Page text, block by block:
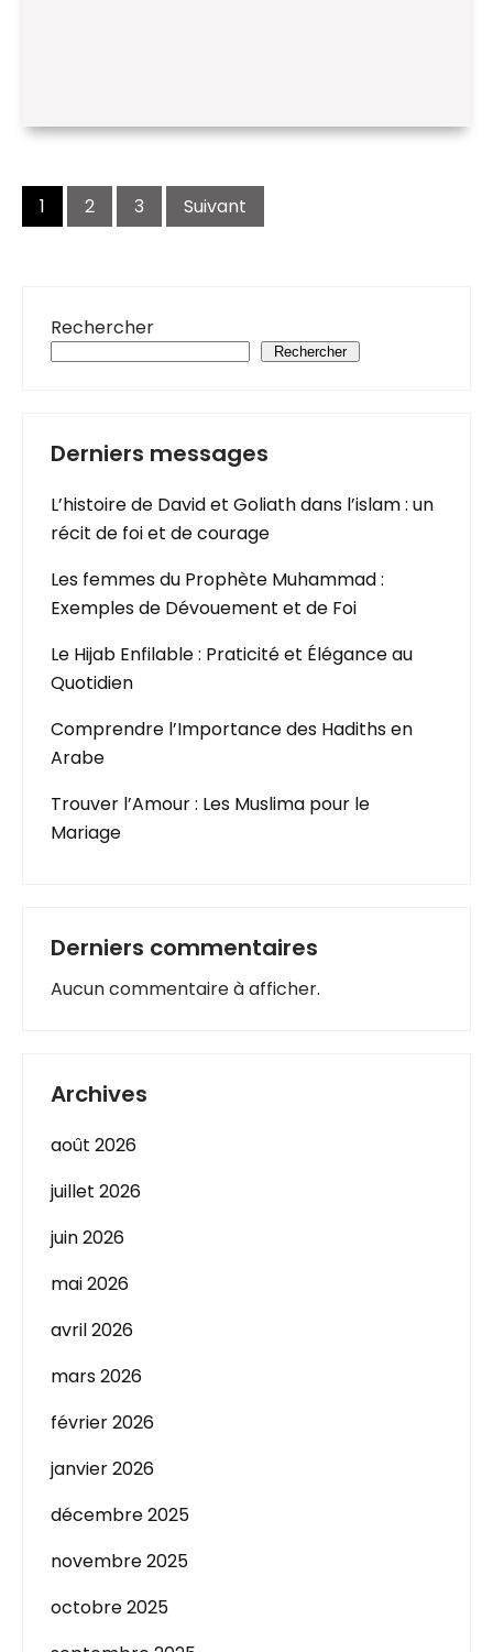
Navigation
des
articles
1 2 3 Suivant
Rechercher
Rechercher
Derniers messages
L’histoire de David et Goliath dans l’islam : un
récit de foi et de courage
Les femmes du Prophète Muhammad :
Exemples de Dévouement et de Foi
Le Hijab Enfilable : Praticité et Élégance au
Quotidien
Comprendre l’Importance des Hadiths en
Arabe
Trouver l’Amour : Les Muslima pour le
Mariage
Derniers commentaires
Aucun commentaire à afficher.
Archives
août 2026
juillet 2026
juin 2026
mai 2026
avril 2026
mars 2026
février 2026
janvier 2026
décembre 2025
novembre 2025
octobre 2025